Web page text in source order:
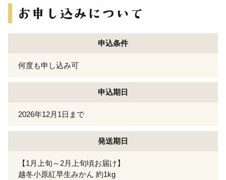
申込条件
何度も申し込み可
申込期日
2026年12月1日まで
発送期日
【1月上旬～2月上旬頃お届け】
越冬小原紅早生みかん 約1kg